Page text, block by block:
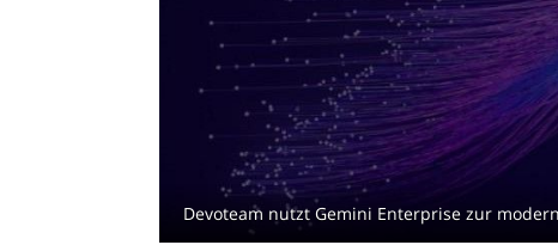
Devoteam nutzt Gemini Enterprise zur